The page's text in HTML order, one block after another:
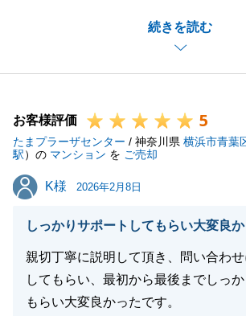
続きを読む
が、弊社に切り替えていただき結果を
今後ご購入を検討される際には是非
お客様評価 5
たまプラーザセンター / 神奈川県 横浜市青葉
駅）の マンション を ご売却
K様
K様 2026年2月8日
しっかりサポートしてもらい大変良
親切丁寧に説明して頂き、問い合わ
してもらい、最初から最後までしっ
もらい大変良かったです。